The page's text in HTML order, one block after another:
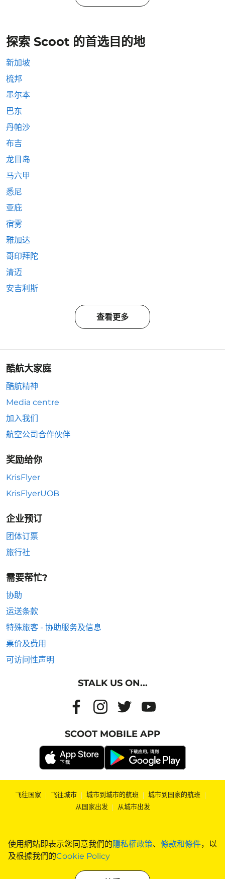
使用網站即表示您同意我們的隱私權政策、 條款和條件，以
及根據我們的Cookie Policy
探索 Scoot 的首选目的地
新加坡
梳邦
墨尔本
巴东
丹帕沙
布吉
龙目岛
马六甲
悉尼
亚庇
宿雾
雅加达
哥印拜陀
清迈
安吉利斯
查看更多
酷航大家庭
酷航精神
Media centre
加入我们
航空公司合作伙伴
奖励给你
KrisFlyer
KrisFlyerUOB
企业预订
团体订票
旅行社
需要帮忙?
协助
运送条款
特殊旅客 - 协助服务及信息
票价及费用
可访问性声明
STALK US ON...
SCOOT MOBILE APP
飞往国家 | 飞往城市 | 城市到城市的航班 | 城市到国家的航班 |
从国家出发 | 从城市出发